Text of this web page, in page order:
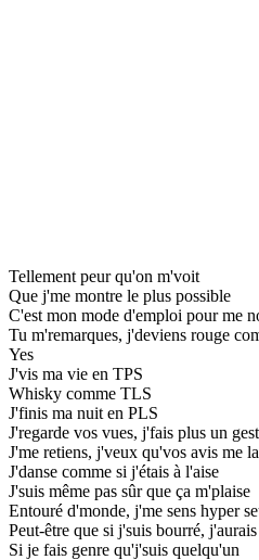
Tellement peur qu'on m'voit
Que j'me montre le plus possible
C'est mon mode d'emploi pour me
Tu m'remarques, j'deviens rouge
Yes
J'vis ma vie en TPS
Whisky comme TLS
J'finis ma nuit en PLS
J'regarde vos vues, j'fais plus un
J'me retiens, j'veux qu'vos avis me
J'danse comme si j'étais à l'aise
J'suis même pas sûr que ça m'plaise
Entouré d'monde, j'me sens hyper
Peut-être que si j'suis bourré,
Si je fais genre qu'j'suis quelqu'un